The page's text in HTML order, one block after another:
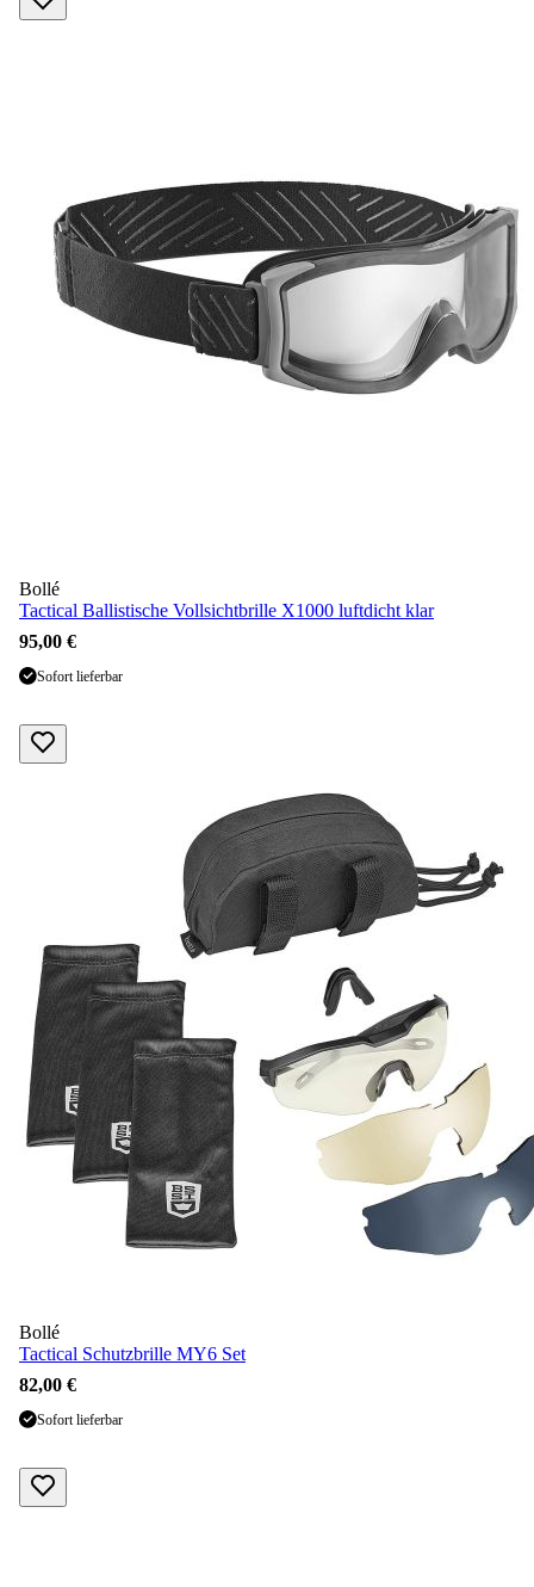
Bollé
Tactical Ballistische Vollsichtbrille X1000 luftdicht klar
95,00 €
Sofort lieferbar
Bollé
Tactical Schutzbrille MY6 Set
82,00 €
Sofort lieferbar